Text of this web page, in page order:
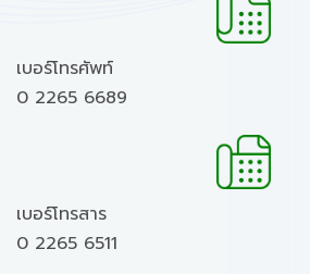
เบอร์โทรศัพท์
0 2265 6689
เบอร์โทรสาร
0 2265 6511